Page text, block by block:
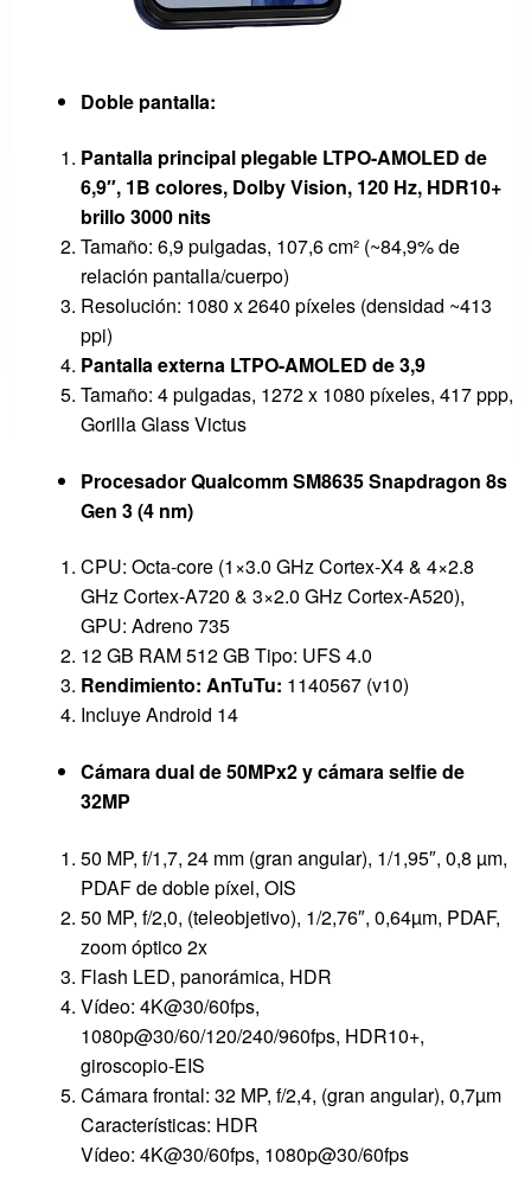
Doble pantalla:
Pantalla principal plegable LTPO-AMOLED de
6,9″, 1B colores, Dolby Vision, 120 Hz, HDR10+
brillo 3000 nits
Tamaño: 6,9 pulgadas, 107,6 cm² (~84,9% de
relación pantalla/cuerpo)
Resolución: 1080 x 2640 píxeles (densidad ~413
ppi)
Pantalla externa LTPO-AMOLED de 3,9
Tamaño: 4 pulgadas, 1272 x 1080 píxeles, 417 ppp,
Gorilla Glass Victus
Procesador Qualcomm SM8635 Snapdragon 8s
Gen 3 (4 nm)
CPU: Octa-core (1×3.0 GHz Cortex-X4 & 4×2.8
GHz Cortex-A720 & 3×2.0 GHz Cortex-A520),
GPU: Adreno 735
12 GB RAM 512 GB Tipo: UFS 4.0
Rendimiento: AnTuTu: 1140567 (v10)
Incluye Android 14
Cámara dual de 50MPx2 y cámara selfie de
32MP
50 MP, f/1,7, 24 mm (gran angular), 1/1,95″, 0,8 µm,
PDAF de doble píxel, OIS
50 MP, f/2,0, (teleobjetivo), 1/2,76″, 0,64µm, PDAF,
zoom óptico 2x
Flash LED, panorámica, HDR
Vídeo: 4K@30/60fps,
1080p@30/60/120/240/960fps, HDR10+,
giroscopio-EIS
Cámara frontal: 32 MP, f/2,4, (gran angular), 0,7µm
Características: HDR
Vídeo: 4K@30/60fps, 1080p@30/60fps